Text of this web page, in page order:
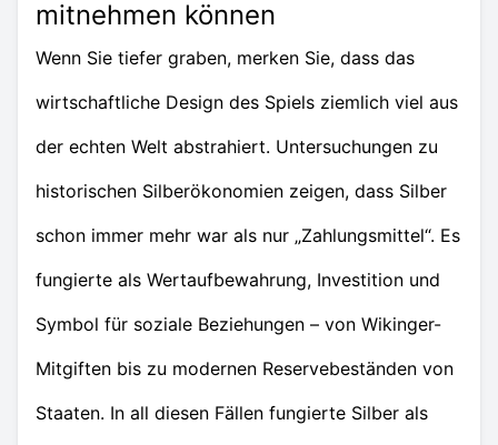
mitnehmen können
Wenn Sie tiefer graben, merken Sie, dass das
wirtschaftliche Design des Spiels ziemlich viel aus
der echten Welt abstrahiert. Untersuchungen zu
historischen Silberökonomien zeigen, dass Silber
schon immer mehr war als nur „Zahlungsmittel“. Es
fungierte als Wertaufbewahrung, Investition und
Symbol für soziale Beziehungen – von Wikinger-
Mitgiften bis zu modernen Reservebeständen von
Staaten. In all diesen Fällen fungierte Silber als